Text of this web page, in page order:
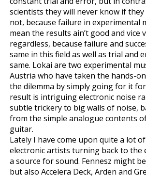
scientists they will never know if
not, because failure in experimental
mean the results ain’t good and vice
regardless, because failure and
same in this field as well as trial and
same. Lokai are two experimental
Austria who have taken the hands-
the dilemma by simply going for it
result is intriguing electronic noise
subtle trickery to big walls of noise,
from the simple analogue contents
guitar.
Lately I have come upon quite a lot
electronic artists turning back to the
a source for sound. Fennesz might
but also Accelera Deck, Arden and